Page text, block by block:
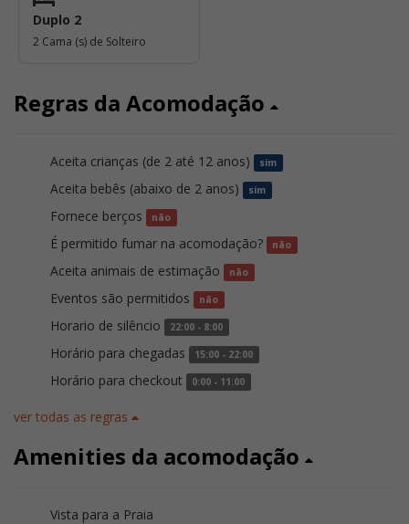
Duplo 2
2 Cama (s) de Solteiro
Regras da Acomodação
Aceita crianças (de 2 até 12 anos) sim
Aceita bebês (abaixo de 2 anos) sim
Fornece berços não
É permitido fumar na acomodação? não
Aceita animais de estimação não
Eventos são permitidos não
Horario de silêncio 22:00 - 8:00
Horário para chegadas 15:00 - 22:00
Horário para checkout 0:00 - 11:00
ver todas as regras
Amenities da acomodação
Vista para a Praia